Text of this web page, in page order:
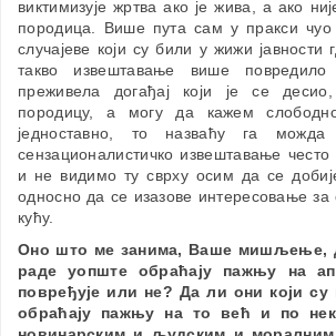
виктимизује жртва ако је жива, а ако
породица. Више пута сам у пракси чуо
случајеве који су били у жижи јавности
такво извештавање више
преживела догађај који је се
породицу, а могу да кажем
једноставно, то назваћу га
сензационалистичко извештавање
и не видимо ту сврху осим да се
односно да се изазове интересовање за
кућу.
Оно што ме занима, Ваше мишљење,
раде уопште обраћају пажњу на
повређује или не? Да ли они који су
обраћају пажњу на то већ и по